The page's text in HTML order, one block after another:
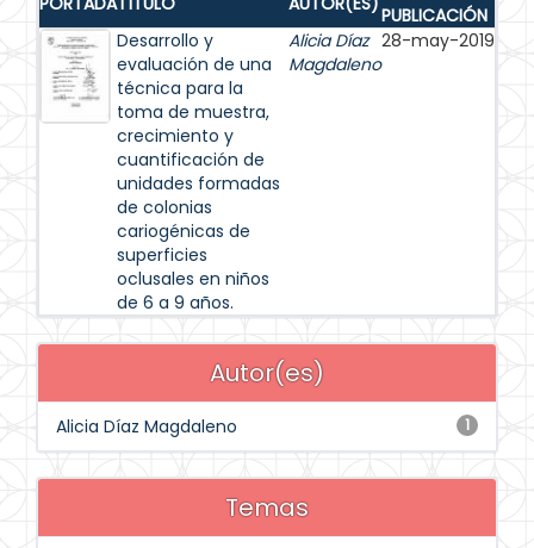
PUBLICACIÓN
Desarrollo y
evaluación de una
técnica para la
toma de muestra,
crecimiento y
cuantificación de
unidades formadas
de colonias
cariogénicas de
superficies
oclusales en niños
de 6 a 9 años.
Alicia Díaz
Magdaleno
28-may-2019
Autor(es)
1
Alicia Díaz Magdaleno
Temas